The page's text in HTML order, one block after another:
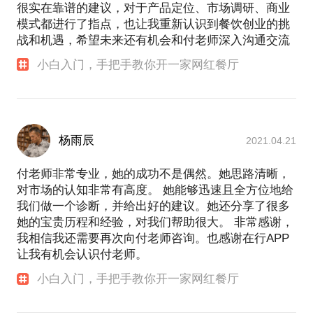
很实在靠谱的建议，对于产品定位、市场调研、商业
模式都进行了指点，也让我重新认识到餐饮创业的挑
战和机遇，希望未来还有机会和付老师深入沟通交流
小白入门，手把手教你开一家网红餐厅
杨雨辰 2021.04.21
付老师非常专业，她的成功不是偶然。她思路清晰，
对市场的认知非常有高度。 她能够迅速且全方位地给
我们做一个诊断，并给出好的建议。她还分享了很多
她的宝贵历程和经验，对我们帮助很大。 非常感谢，
我相信我还需要再次向付老师咨询。也感谢在行APP
让我有机会认识付老师。
小白入门，手把手教你开一家网红餐厅